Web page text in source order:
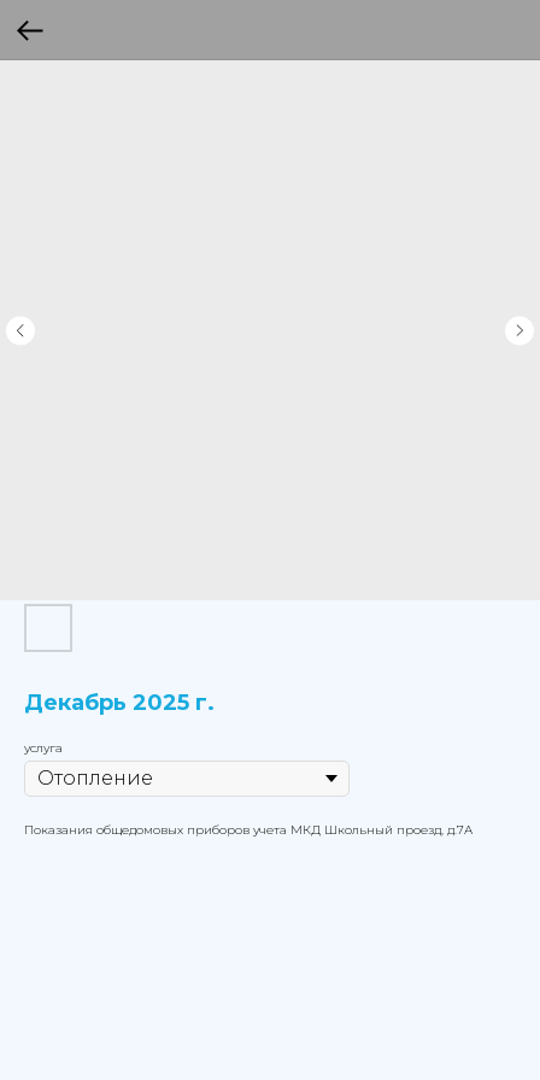
Декабрь 2025 г.
услуга
Показания общедомовых приборов учета МКД Школьный проезд, д.7А